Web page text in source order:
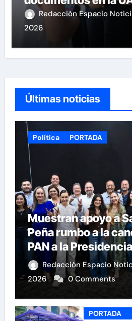
Redacción Espacio
2026
Últimas noticias
Política PORTADA
Muestran apoyo a
Peña rumbo a la
PAN a la
Redacción Espacio
2026
0 Comments
PORTADA